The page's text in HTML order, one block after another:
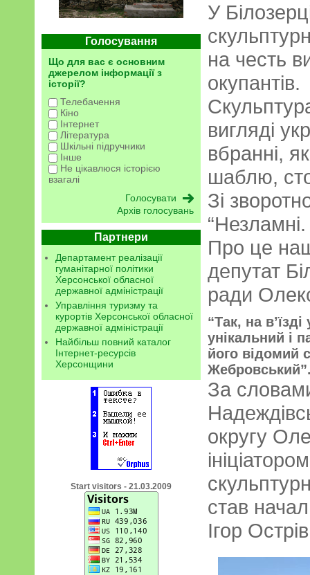
Голосування
Що для вас є основним
джерелом інформації з
історії?
Телебачення
Кіно
Інтернет
Література
Шкільні підручники
Інше
Не цікавлюся історією
взагалі
Архів голосувань
Партнери
Департамент реалізації
гуманітарної політики
Херсонської обласної
державної адміністрації
Управління туризму та
курортів Херсонської обласної
державної адміністрації
Найбільш повний каталог
Інтернет-ресурсів
Херсонщини
Start visitors - 21.03.2009
У
на честь
окупантів.
вигляді
вбранні,
шаблю,
Зі
Про це
депутат
ради
“Так, на
унікальний і
його відомий
За
округу
став
Ігор